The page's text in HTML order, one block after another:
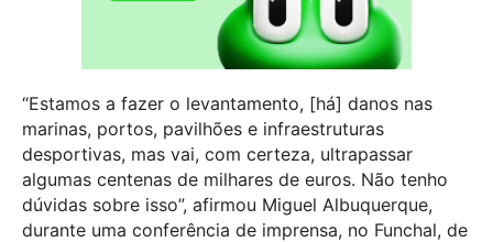
“Estamos a fazer o levantamento, [há] danos nas
marinas, portos, pavilhões e infraestruturas
desportivas, mas vai, com certeza, ultrapassar
algumas centenas de milhares de euros. Não tenho
dúvidas sobre isso”, afirmou Miguel Albuquerque,
durante uma conferência de imprensa, no Funchal, de